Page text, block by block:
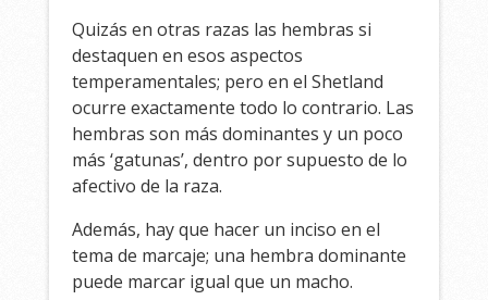
Quizás en otras razas las hembras si
destaquen en esos aspectos
temperamentales; pero en el Shetland
ocurre exactamente todo lo contrario. Las
hembras son más dominantes y un poco
más ‘gatunas’, dentro por supuesto de lo
afectivo de la raza.
Además, hay que hacer un inciso en el
tema de marcaje; una hembra dominante
puede marcar igual que un macho.